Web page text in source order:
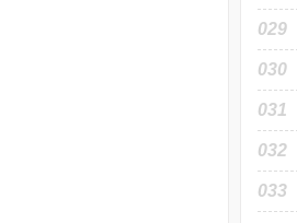
029
030
031
032
033